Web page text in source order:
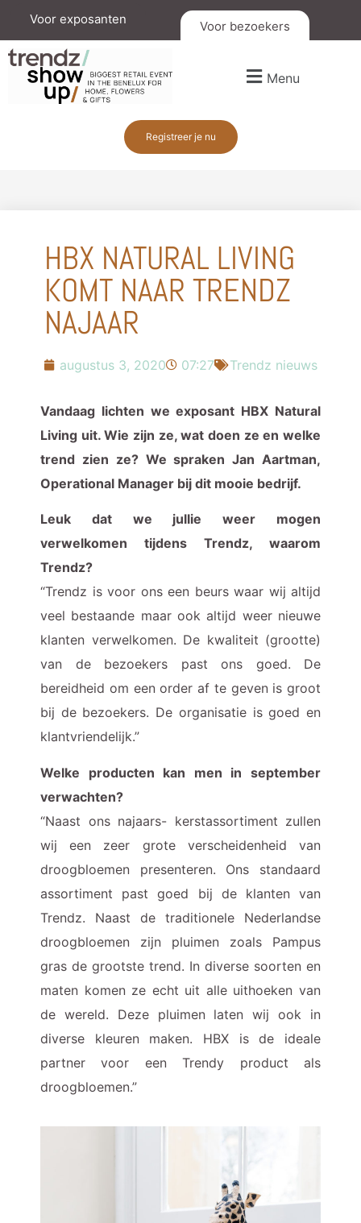
Voor exposanten Voor bezoekers
Menu
Registreer je nu
HBX NATURAL LIVING
KOMT NAAR TRENDZ
NAJAAR
augustus 3, 2020 07:27 Trendz nieuws
Vandaag lichten we exposant HBX Natural
Living uit. Wie zijn ze, wat doen ze en welke
trend zien ze? We spraken Jan Aartman,
Operational Manager bij dit mooie bedrijf.
Leuk dat we jullie weer mogen
verwelkomen tijdens Trendz, waarom
Trendz?
“Trendz is voor ons een beurs waar wij altijd
veel bestaande maar ook altijd weer nieuwe
klanten verwelkomen. De kwaliteit (grootte)
van de bezoekers past ons goed. De
bereidheid om een order af te geven is groot
bij de bezoekers. De organisatie is goed en
klantvriendelijk.”
Welke producten kan men in september
verwachten?
“Naast ons najaars- kerstassortiment zullen
wij een zeer grote verscheidenheid van
droogbloemen presenteren. Ons standaard
assortiment past goed bij de klanten van
Trendz. Naast de traditionele Nederlandse
droogbloemen zijn pluimen zoals Pampus
gras de grootste trend. In diverse soorten en
maten komen ze echt uit alle uithoeken van
de wereld. Deze pluimen laten wij ook in
diverse kleuren maken. HBX is de ideale
partner voor een Trendy product als
droogbloemen.”